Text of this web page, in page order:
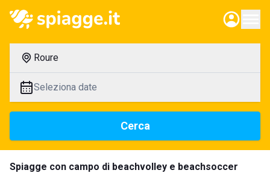
Roure
Seleziona date
Cerca
Spiagge con campo di beachvolley e beachsoccer